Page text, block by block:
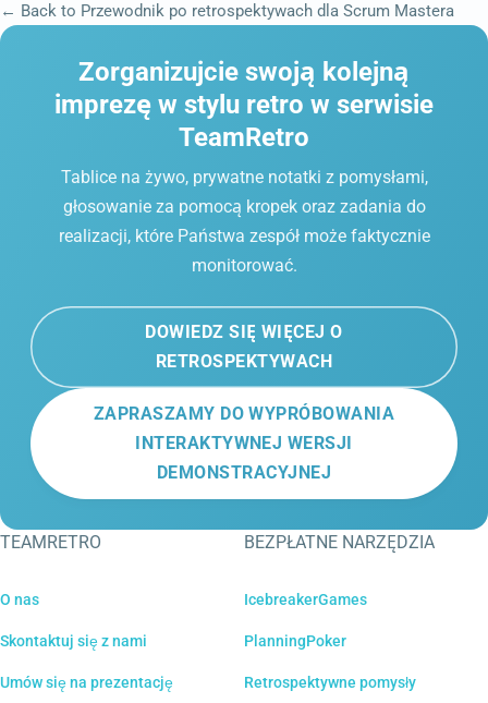
← Back to Przewodnik po retrospektywach dla Scrum Mastera
Zorganizujcie swoją kolejną
imprezę w stylu retro w serwisie
TeamRetro
Tablice na żywo, prywatne notatki z pomysłami,
głosowanie za pomocą kropek oraz zadania do
realizacji, które Państwa zespół może faktycznie
monitorować.
DOWIEDZ SIĘ WIĘCEJ O
RETROSPEKTYWACH
ZAPRASZAMY DO WYPRÓBOWANIA
INTERAKTYWNEJ WERSJI
DEMONSTRACYJNEJ
TEAMRETRO
O nas
Skontaktuj się z nami
Umów się na prezentację
BEZPŁATNE NARZĘDZIA
IcebreakerGames
PlanningPoker
Retrospektywne pomysły